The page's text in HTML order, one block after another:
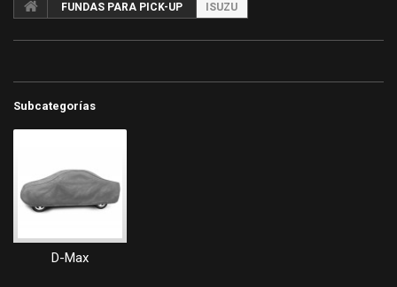
FUNDAS PARA PICK-UP ISUZU
Subcategorías
D-Max